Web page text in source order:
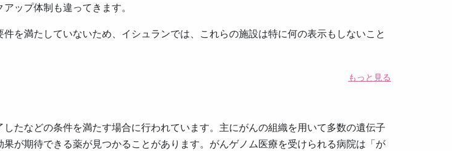
ップ体制も違ってきます。
を満たしていないため、イシュランでは、これらの施設は特に何の表示もしないこと
もっと見る
たなどの条件を満たす場合に行われています。主にがんの組織を用いて多数の遺伝子
が期待できる薬が見つかることがあります。がんゲノム医療を受けられる病院は「が